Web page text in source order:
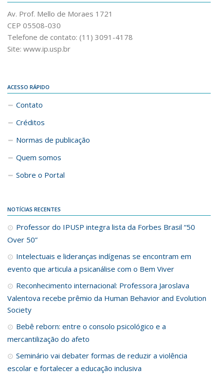
Av. Prof. Mello de Moraes 1721
CEP 05508-030
Telefone de contato: (11) 3091-4178
Site: www.ip.usp.br
ACESSO RÁPIDO
Contato
Créditos
Normas de publicação
Quem somos
Sobre o Portal
NOTÍCIAS RECENTES
Professor do IPUSP integra lista da Forbes Brasil “50
Over 50”
Intelectuais e lideranças indígenas se encontram em
evento que articula a psicanálise com o Bem Viver
Reconhecimento internacional: Professora Jaroslava
Valentova recebe prêmio da Human Behavior and Evolution
Society
Bebê reborn: entre o consolo psicológico e a
mercantilização do afeto
Seminário vai debater formas de reduzir a violência
escolar e fortalecer a educação inclusiva